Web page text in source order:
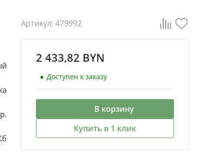
Артикул: 479992
2 433,82 BYN
Доступен к заказу
В корзину
Купить в 1 клик